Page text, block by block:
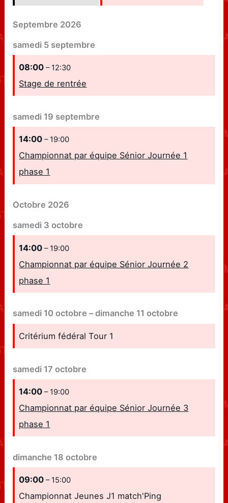
Septembre 2026
samedi 5 septembre
08:00– 12:30
Stage de rentrée
samedi 19 septembre
14:00– 19:00
Championnat par équipe Sénior Journée 1
phase 1
Octobre 2026
samedi 3 octobre
14:00– 19:00
Championnat par équipe Sénior Journée 2
phase 1
samedi 10 octobre –dimanche 11 octobre
Critérium fédéral Tour 1
samedi 17 octobre
14:00– 19:00
Championnat par équipe Sénior Journée 3
phase 1
dimanche 18 octobre
09:00– 15:00
Championnat Jeunes J1 match'Ping